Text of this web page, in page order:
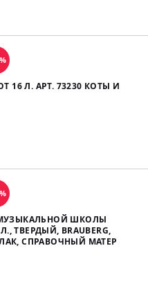
16 Л. АРТ. 73230 КОТЫ И
ШКОЛЫ
ТВЕРДЫЙ, BRAUBERG,
СПРАВОЧНЫЙ МАТЕР